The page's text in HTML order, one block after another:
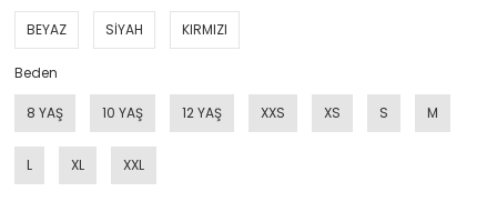
BEYAZ SİYAH KIRMIZI
Beden
8 YAŞ 10 YAŞ 12 YAŞ XXS XS S M
L XL XXL